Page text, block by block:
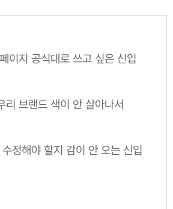
이지 공식대로 쓰고 싶은 신입
리 브랜드 색이 안 살아나서
정해야 할지 감이 안 오는 신입